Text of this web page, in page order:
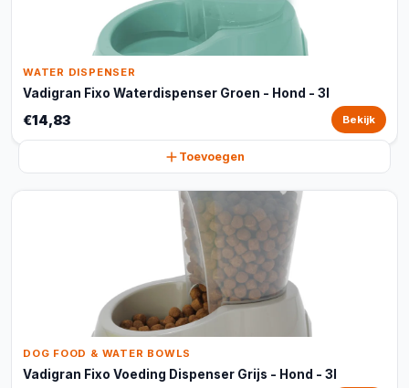
WATER DISPENSER
Vadigran Fixo Waterdispenser Groen - Hond - 3l
€14,83 Bekijk
Toevoegen
DOG FOOD & WATER BOWLS
Vadigran Fixo Voeding Dispenser Grijs - Hond - 3l